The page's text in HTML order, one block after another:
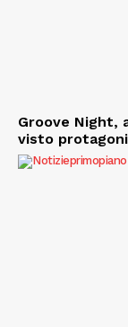
Groove Night,
visto